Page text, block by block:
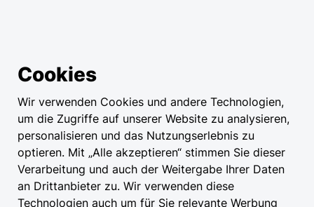
Cookies
Wir verwenden Cookies und andere Technologien,
um die Zugriffe auf unserer Website zu analysieren,
personalisieren und das Nutzungserlebnis zu
optieren. Mit „Alle akzeptieren“ stimmen Sie dieser
Verarbeitung und auch der Weitergabe Ihrer Daten
an Drittanbieter zu. Wir verwenden diese
Technologien auch um für Sie relevante Werbung